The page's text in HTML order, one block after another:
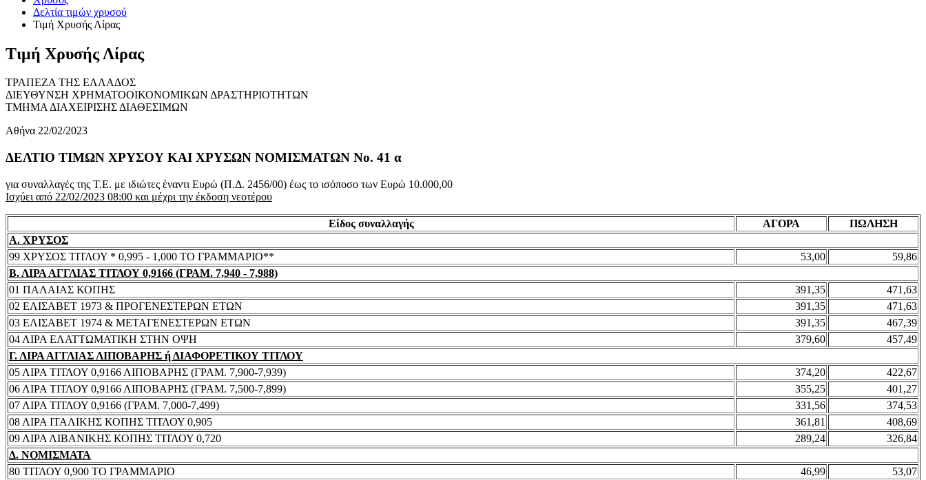
Δελτία τιμών χρυσού
Τιμή Χρυσής Λίρας
Τιμή Χρυσής Λίρας
ΤΡΑΠΕΖΑ ΤΗΣ ΕΛΛΑΔΟΣ
ΔΙΕΥΘΥΝΣΗ ΧΡΗΜΑΤΟΟΙΚΟΝΟΜΙΚΩΝ ΔΡΑΣΤΗΡΙΟΤΗΤΩΝ
ΤΜΗΜΑ ΔΙΑΧΕΙΡΙΣΗΣ ΔΙΑΘΕΣΙΜΩΝ
Αθήνα 22/02/2023
ΔΕΛΤΙΟ ΤΙΜΩΝ ΧΡΥΣΟΥ ΚΑΙ ΧΡΥΣΩΝ ΝΟΜΙΣΜΑΤΩΝ No. 41 α
για συναλλαγές της Τ.Ε. με ιδιώτες έναντι Ευρώ (Π.Δ. 2456/00) έως το ισόποσο των Ευρώ 10.000,00
Ισχύει από 22/02/2023 08:00 και μέχρι την έκδοση νεοτέρου
Είδος συναλλαγής ΑΓΟΡΑ
ΠΩΛΗΣΗ
Α. ΧΡΥΣΟΣ
99 ΧΡΥΣΟΣ ΤΙΤΛΟΥ * 0,995 - 1,000 ΤΟ ΓΡΑΜΜΑΡΙΟ**
53,00
59,86
Β. ΛΙΡΑ ΑΓΓΛΙΑΣ ΤΙΤΛΟΥ 0,9166 (ΓΡΑΜ. 7,940 - 7,988)
01 ΠΑΛΑΙΑΣ ΚΟΠΗΣ
391,35
471,63
02 ΕΛΙΣΑΒΕΤ 1973 & ΠΡΟΓΕΝΕΣΤΕΡΩΝ ΕΤΩΝ
391,35
471,63
03 ΕΛΙΣΑΒΕΤ 1974 & ΜΕΤΑΓΕΝΕΣΤΕΡΩΝ ΕΤΩΝ
391,35
467,39
04 ΛΙΡΑ ΕΛΑΤΤΩΜΑΤΙΚΗ ΣΤΗΝ ΟΨΗ
379,60
457,49
Γ. ΛΙΡΑ ΑΓΓΛΙΑΣ ΛΙΠΟΒΑΡΗΣ ή ΔΙΑΦΟΡΕΤΙΚΟΥ ΤΙΤΛΟΥ
05 ΛΙΡΑ ΤΙΤΛΟΥ 0,9166 ΛΙΠΟΒΑΡΗΣ (ΓΡΑΜ. 7,900-7,939)
374,20
422,67
06 ΛΙΡΑ ΤΙΤΛΟΥ 0,9166 ΛΙΠΟΒΑΡΗΣ (ΓΡΑΜ. 7,500-7,899)
355,25
401,27
07 ΛΙΡΑ ΤΙΤΛΟΥ 0,9166 (ΓΡΑΜ. 7,000-7,499)
331,56
374,53
08 ΛΙΡΑ ΙΤΑΛΙΚΗΣ ΚΟΠΗΣ ΤΙΤΛΟΥ 0,905
361,81
408,69
09 ΛΙΡΑ ΛΙΒΑΝΙΚΗΣ ΚΟΠΗΣ ΤΙΤΛΟΥ 0,720
289,24
326,84
Δ. ΝΟΜΙΣΜΑΤΑ
80 ΤΙΤΛΟΥ 0,900 ΤΟ ΓΡΑΜΜΑΡΙΟ
46,99 53,07